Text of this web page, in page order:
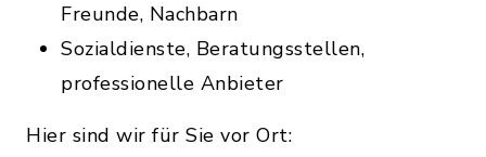
Freunde, Nachbarn
Sozialdienste, Beratungsstellen,
professionelle Anbieter
Hier sind wir für Sie vor Ort: